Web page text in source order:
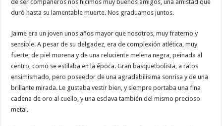
de ser compañeros nos hicimos muy buenos amigos, una amistad que
duró hasta su lamentable muerte. Nos graduamos juntos.
Jaime era un joven unos años mayor que nosotros, muy fraterno y
sensible. A pesar de su delgadez, era de complexión atlética, muy
fuerte; de piel morena y de una reluciente melena negra, peinada al
centro, como se estilaba en la época. Gran basquetbolista, a ratos
ensimismado, pero poseedor de una agradabilísima sonrisa y de una
brillante mirada. Le gustaba vestir bien, y siempre portaba una fina
cadena de oro al cuello, y una esclava también del mismo precioso
metal.